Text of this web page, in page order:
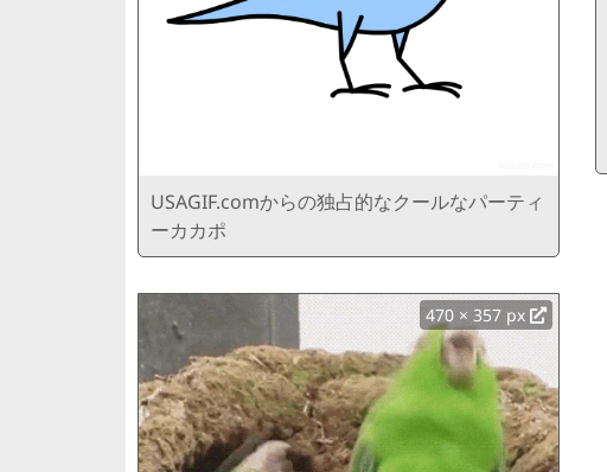
USAGIF.comからの独占的なクールなパーティ
ーカカポ
470 × 357 px